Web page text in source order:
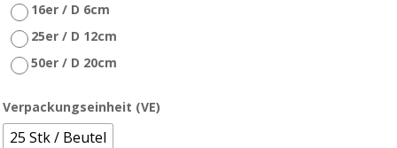
16er / D 6cm
25er / D 12cm
50er / D 20cm
Verpackungseinheit (VE)
25 Stk / Beutel